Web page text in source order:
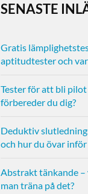
SENASTE
Gratis
aptitudtester och
Tester för att bli
förbereder du dig?
Deduktiv
och hur du övar
Abstrakt tänkande –
man träna på det?